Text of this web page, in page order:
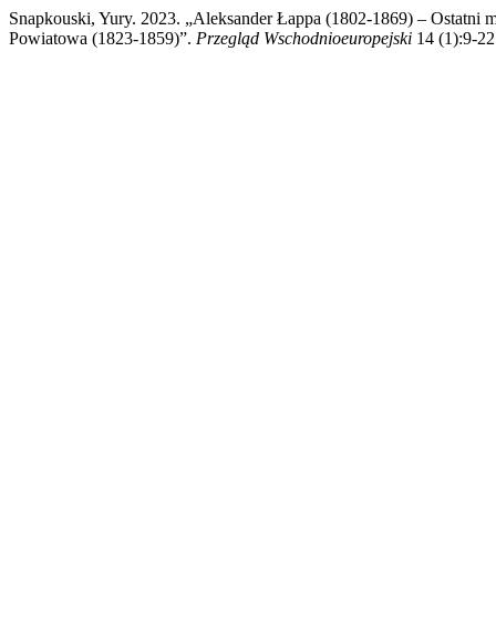
Snapkouski, Yury. 2023. „Aleksander Łappa (1802-1869) – Ostatni
Powiatowa (1823-1859)”. Przegląd Wschodnioeuropejski 14 (1):9-